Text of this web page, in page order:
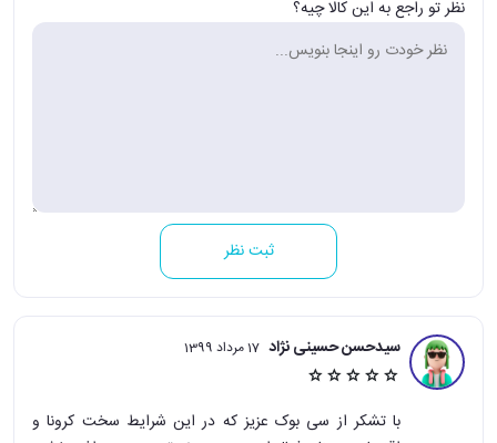
نظر تو راجع به این کالا چیه؟
ثبت نظر
سیدحسن حسینی نژاد 17 مرداد 1399
با تشکر از سی بوک عزیز که در این شرایط سخت کرونا و